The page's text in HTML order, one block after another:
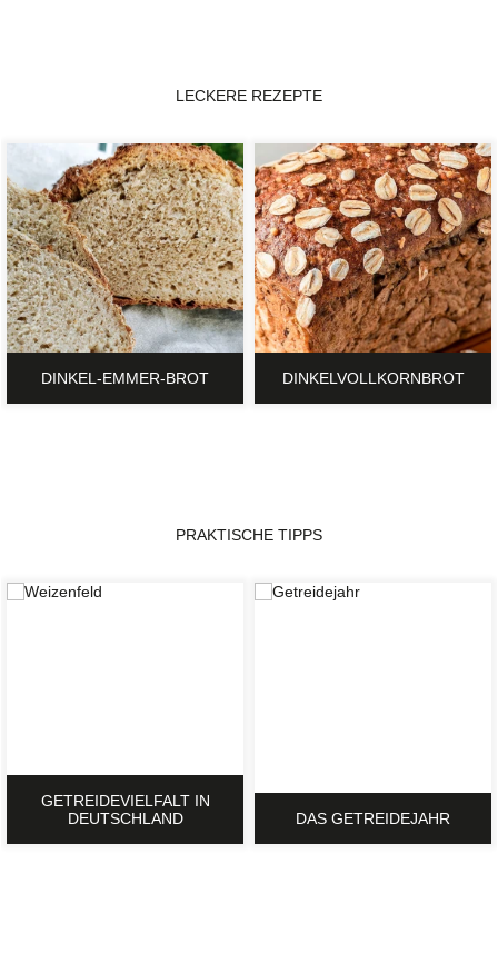
LECKERE REZEPTE
DINKEL-EMMER-BROT DINKELVOLLKORNBROT
PRAKTISCHE TIPPS
GETREIDEVIELFALT IN
DEUTSCHLAND
DAS GETREIDEJAHR